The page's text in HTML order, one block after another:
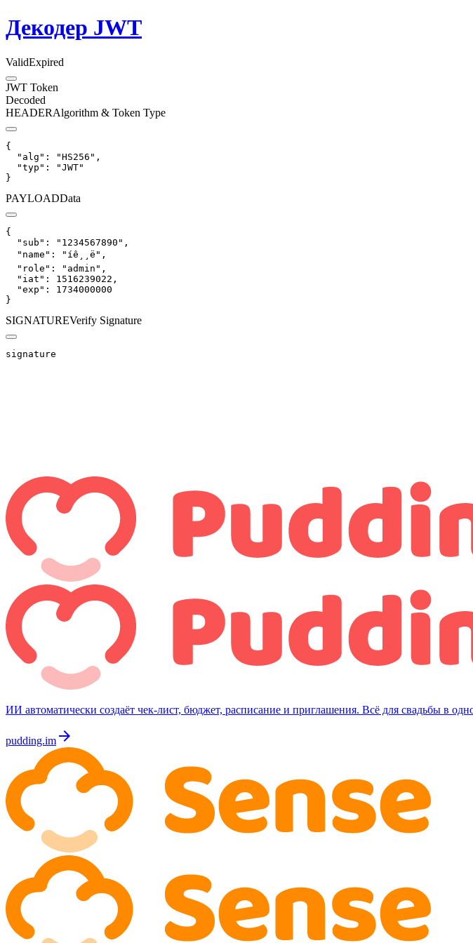
Декодер JWT
ValidExpired
JWT Token
Decoded
HEADERAlgorithm & Token Type
{
  "alg": "HS256",
  "typ": "JWT"
}
PAYLOADData
{
  "sub": "1234567890",
  "name": "íê¸¸ë",
  "role": "admin",
  "iat": 1516239022,
  "exp": 1734000000
}
SIGNATUREVerify Signature
signature
ИИ автоматически создаёт чек-лист, бюджет, расписание и приглашения. Всё для свадьбы в
pudding.im arrow_forward